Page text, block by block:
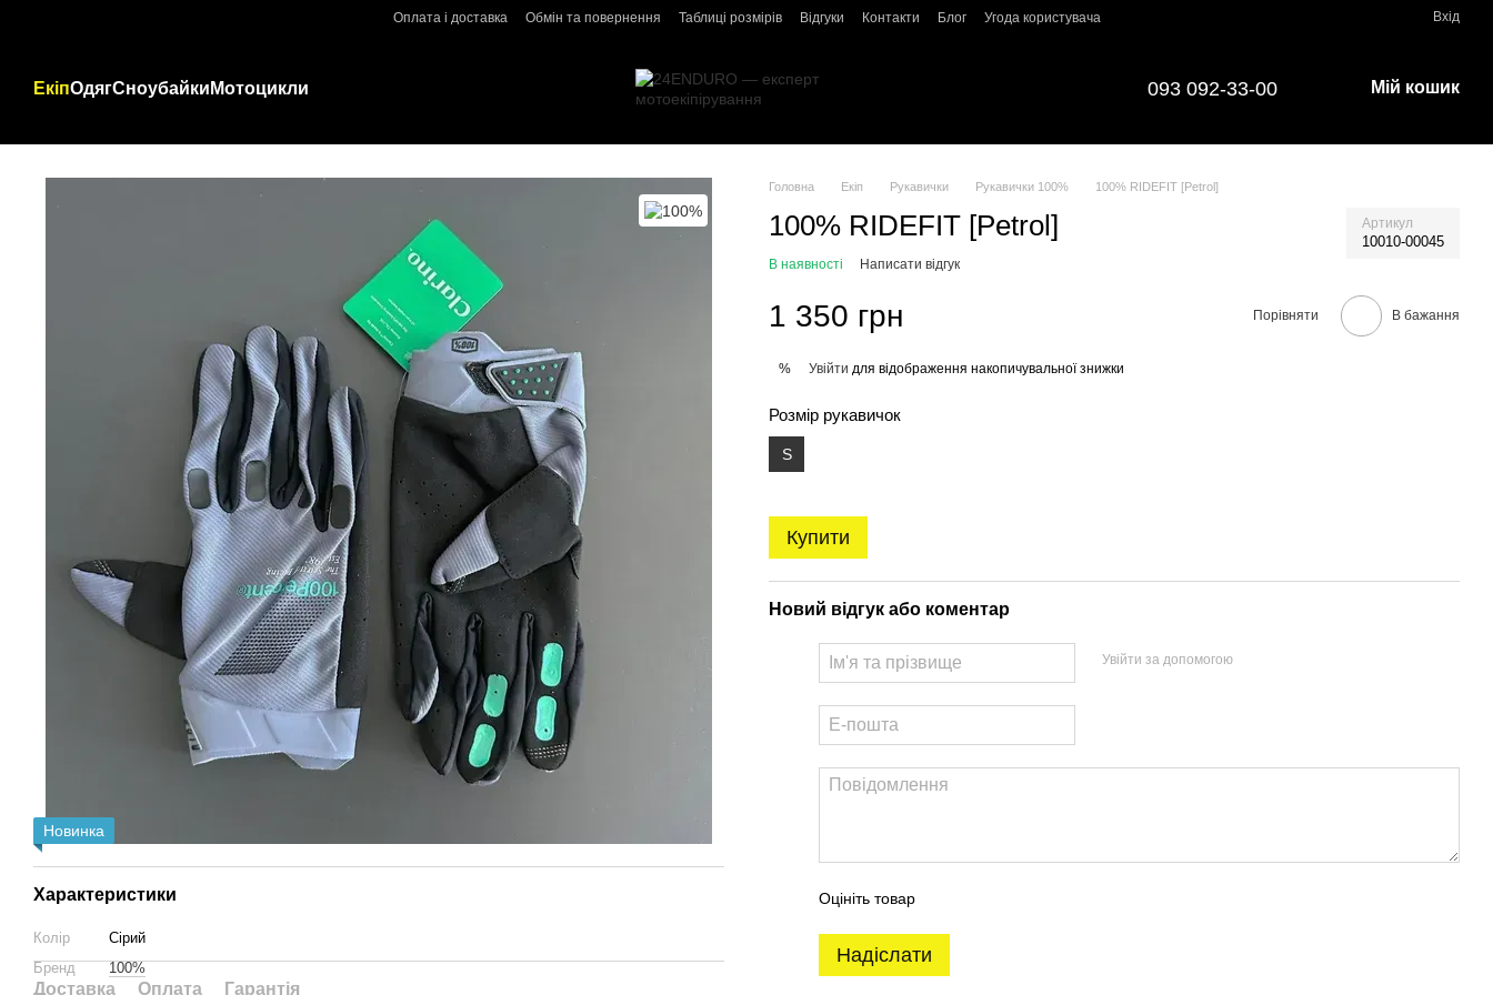
Оплата і доставка Обмін та повернення Таблиці розмірів Відгуки Контакти Блог Угода користувача Вхід
ЕкіпОдягСноубайки Мотоцикли 093 092-33-00 Мій кошик
Новинка
Характеристики
Колір
Сірий
Бренд
100%
Доставка Оплата Гарантія
Головна Екіп Рукавички Рукавички 100% 100% RIDEFIT [Petrol]
100% RIDEFIT [Petrol] Артикул
10010-00045
В наявності Написати відгук
1 350 грн Порівняти В бажання
% Увійти для відображення накопичувальної знижки
Розмір рукавичок
S
Купити
Новий відгук або коментар
Увійти за допомогою
Оцініть товар
Надіслати